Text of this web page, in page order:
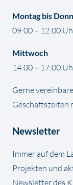
Montag bis
09:00 – 12:00
Mittwoch
14:00 – 17:00
Gerne
Geschäftszeiten
Newsletter
Immer auf dem
Projekten und
Newsletter des